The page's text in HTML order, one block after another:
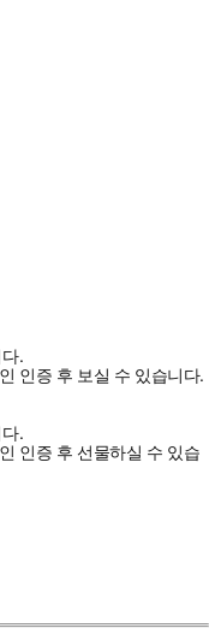
.
인증 후 보실 수 있습니다.
.
인증 후 선물하실 수 있습